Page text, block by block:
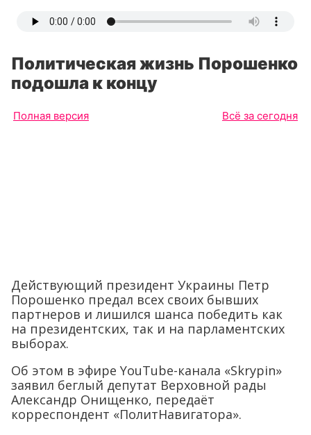
Политическая жизнь Порошенко
подошла к концу
Полная версия Всё за сегодня
Действующий президент Украины Петр
Порошенко предал всех своих бывших
партнеров и лишился шанса победить как
на президентских, так и на парламентских
выборах.
Об этом в эфире YouTube-канала «Skrypin»
заявил беглый депутат Верховной рады
Александр Онищенко, передаёт
корреспондент «ПолитНавигатора».